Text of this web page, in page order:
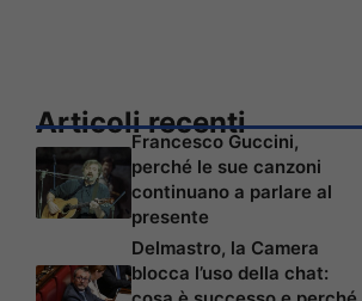
Articoli recenti
Francesco Guccini,
perché le sue canzoni
continuano a parlare al
presente
Delmastro, la Camera
blocca l’uso della chat: